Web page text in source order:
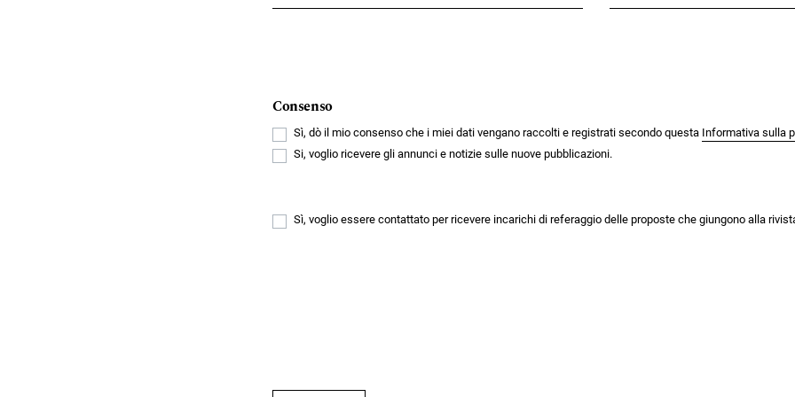
Consenso
Sì, dò il mio consenso che i miei dati vengano raccolti e registrati secondo questa Informativa sulla
Si, voglio ricevere gli annunci e notizie sulle nuove pubblicazioni.
Sì, voglio essere contattato per ricevere incarichi di referaggio delle proposte che giungono alla